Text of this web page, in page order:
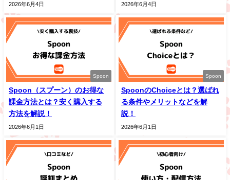
2026年6月4日 2026年6月4日
Spoon
Spoon（スプーン）のお得な
課金方法とは？安く購入する
方法を解説！
2026年6月1日
Spoon
SpoonのChoiceとは？選ばれ
る条件やメリットなどを解
説！
2026年6月1日